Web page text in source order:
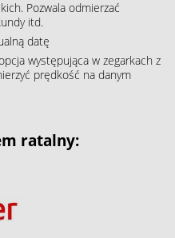
Pozwala odmierzać
itd.
datę
występująca w zegarkach z
prędkość na danym
ratalny: